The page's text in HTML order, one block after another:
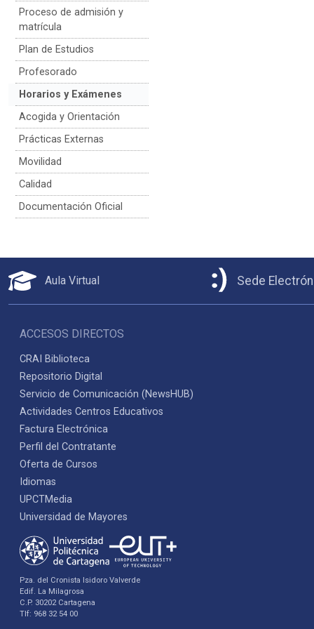
Proceso de admisión y
matrícula
Plan de Estudios
Profesorado
Horarios y Exámenes
Acogida y Orientación
Prácticas Externas
Movilidad
Calidad
Documentación Oficial
Aula Virtual Sede
ACCESOS DIRECTOS
CRAI Biblioteca
Repositorio Digital
Servicio de Comunicación (NewsHUB)
Actividades Centros Educativos
Factura Electrónica
Perfil del Contratante
Oferta de Cursos
Idiomas
UPCTMedia
Universidad de Mayores
Pza. del Cronista Isidoro Valverde
Edif. La Milagrosa
C.P. 30202 Cartagena
Tlf: 968 32 54 00